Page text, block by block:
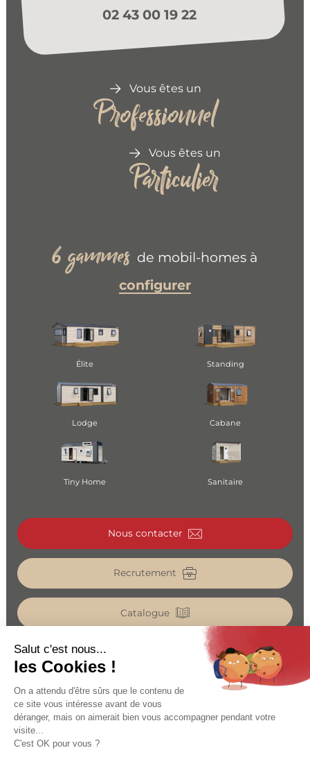
02 43 00 19 22
Vous êtes un
Professionnel
Vous êtes un
Particulier
6 gammes de mobil-homes à
configurer
Élite Standing
Lodge Cabane
Tiny Home Sanitaire
Nous contacter
Recrutement
Catalogue